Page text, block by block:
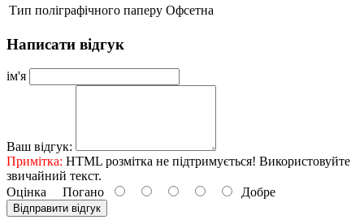
Тип поліграфічного паперу Офсетна
Написати відгук
ім'я
Ваш відгук:
Примітка: HTML розмітка не підтримується! Використовуйте
звичайний текст.
Оцінка Погано Добре
Відправити відгук